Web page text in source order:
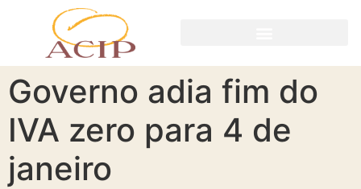
Governo adia fim do
IVA zero para 4 de
janeiro